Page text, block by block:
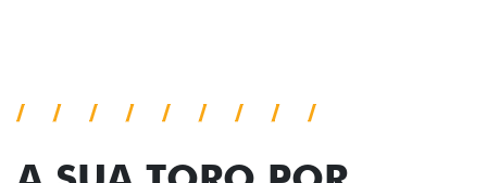
TODOS OS ÂNGULOS